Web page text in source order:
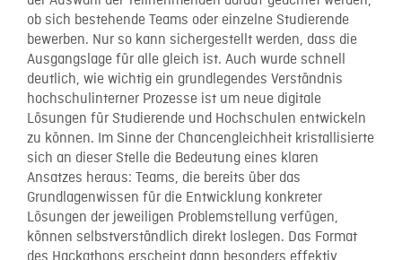
ob sich bestehende Teams oder einzelne Studierende
bewerben. Nur so kann sichergestellt werden, dass die
Ausgangslage für alle gleich ist. Auch wurde schnell
deutlich, wie wichtig ein grundlegendes Verständnis
hochschulinterner Prozesse ist um neue digitale
Lösungen für Studierende und Hochschulen entwickeln
zu können. Im Sinne der Chancengleichheit kristallisierte
sich an dieser Stelle die Bedeutung eines klaren
Ansatzes heraus: Teams, die bereits über das
Grundlagenwissen für die Entwicklung konkreter
Lösungen der jeweiligen Problemstellung verfügen,
können selbstverständlich direkt loslegen. Das Format